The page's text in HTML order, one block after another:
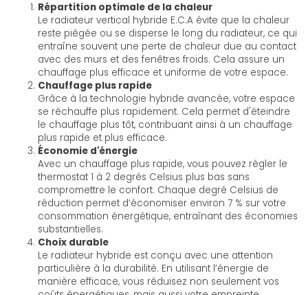
Répartition optimale de la chaleur
Le radiateur vertical hybride E.C.A évite que la chaleur
reste piégée ou se disperse le long du radiateur, ce qui
entraîne souvent une perte de chaleur due au contact
avec des murs et des fenêtres froids. Cela assure un
chauffage plus efficace et uniforme de votre espace.
Chauffage plus rapide
Grâce à la technologie hybride avancée, votre espace
se réchauffe plus rapidement. Cela permet d'éteindre
le chauffage plus tôt, contribuant ainsi à un chauffage
plus rapide et plus efficace.
Économie d'énergie
Avec un chauffage plus rapide, vous pouvez régler le
thermostat 1 à 2 degrés Celsius plus bas sans
compromettre le confort. Chaque degré Celsius de
réduction permet d’économiser environ 7 % sur votre
consommation énergétique, entraînant des économies
substantielles.
Choix durable
Le radiateur hybride est conçu avec une attention
particulière à la durabilité. En utilisant l’énergie de
manière efficace, vous réduisez non seulement vos